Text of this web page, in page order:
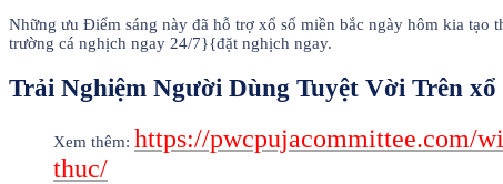
Những ưu Điểm sáng này đã hỗ trợ xổ số miền bắc ngày hôm kia
trường cá nghịch ngay 24/7}{đặt nghịch ngay.
Trải Nghiệm Người Dùng Tuyệt Vời Trên xổ
Xem thêm: https://pwcpujacommittee.com/
thuc/